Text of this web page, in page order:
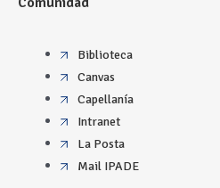
Biblioteca
Canvas
Capellanía
Intranet
La Posta
Mail IPADE